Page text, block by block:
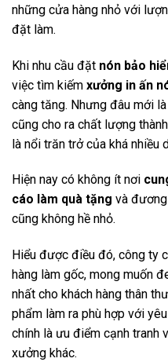
những cửa hàng nhỏ với
đặt làm.
Khi nhu cầu đặt nón bảo
việc tìm kiếm xưởng in ấn
càng tăng. Nhưng đâu mới
cũng cho ra chất lượng
là nổi trăn trở của khá nhiều
Hiện nay có không ít nơi
cáo làm quà tặng và
cũng không hề nhỏ.
Hiểu được điều đó, công ty
hàng làm gốc, mong muốn
nhất cho khách hàng thân
phẩm làm ra phù hợp với
chính là ưu điểm cạnh tranh
xưởng khác.